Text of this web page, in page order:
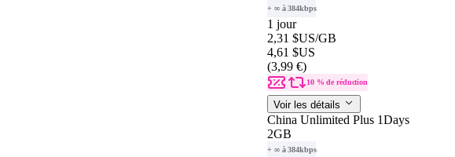
+ ∞ à 384kbps
1 jour
2,31 $US/GB
4,61 $US
(3,99 €)
10 % de réduction
Voir les détails
China Unlimited Plus 1Days
2GB
+ ∞ à 384kbps